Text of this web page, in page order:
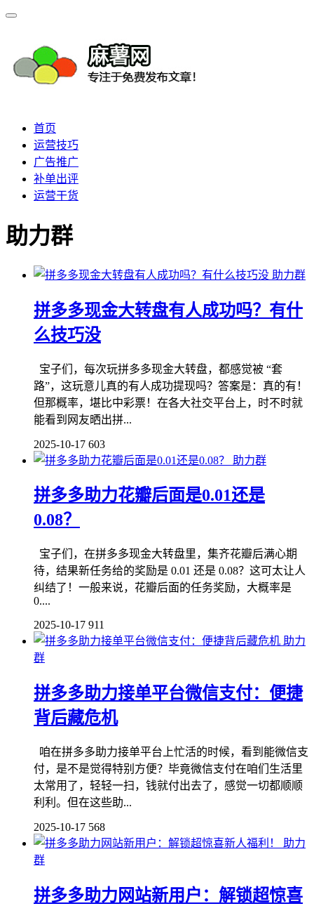
首页
运营技巧
广告推广
补单出评
运营干货
助力群
助力群
拼多多现金大转盘有人成功吗？有什
么技巧没
宝子们，每次玩拼多多现金大转盘，都感觉被 “套
路”，这玩意儿真的有人成功提现吗？答案是：真的有！
但那概率，堪比中彩票！在各大社交平台上，时不时就
能看到网友晒出拼...
2025-10-17 603
助力群
拼多多助力花瓣后面是0.01还是
0.08？
宝子们，在拼多多现金大转盘里，集齐花瓣后满心期
待，结果新任务给的奖励是 0.01 还是 0.08？这可太让人
纠结了！一般来说，花瓣后面的任务奖励，大概率是
0....
2025-10-17 911
助力
群
拼多多助力接单平台微信支付：便捷
背后藏危机
咱在拼多多助力接单平台上忙活的时候，看到能微信支
付，是不是觉得特别方便？毕竟微信支付在咱们生活里
太常用了，轻轻一扫，钱就付出去了，感觉一切都顺顺
利利。但在这些助...
2025-10-17 568
助力
群
拼多多助力网站新用户：解锁超惊喜